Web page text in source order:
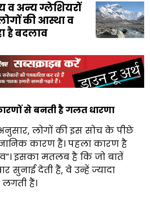
व अन्य ग्लेशियरों
की आस्था व
है बदलाव
से बनती है गलत धारणा
लोगों की इस सोच के पीछे
कारण हैं। पहला कारण है
इसका मतलब है कि जो बातें
सुनाई देती हैं, वे उन्हें ज्यादा
हैं।